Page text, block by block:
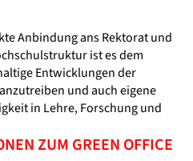
Anbindung ans Rektorat und
ist es dem
Entwicklungen der
und auch eigene
in Lehre, Forschung und
ZUM GREEN OFFICE